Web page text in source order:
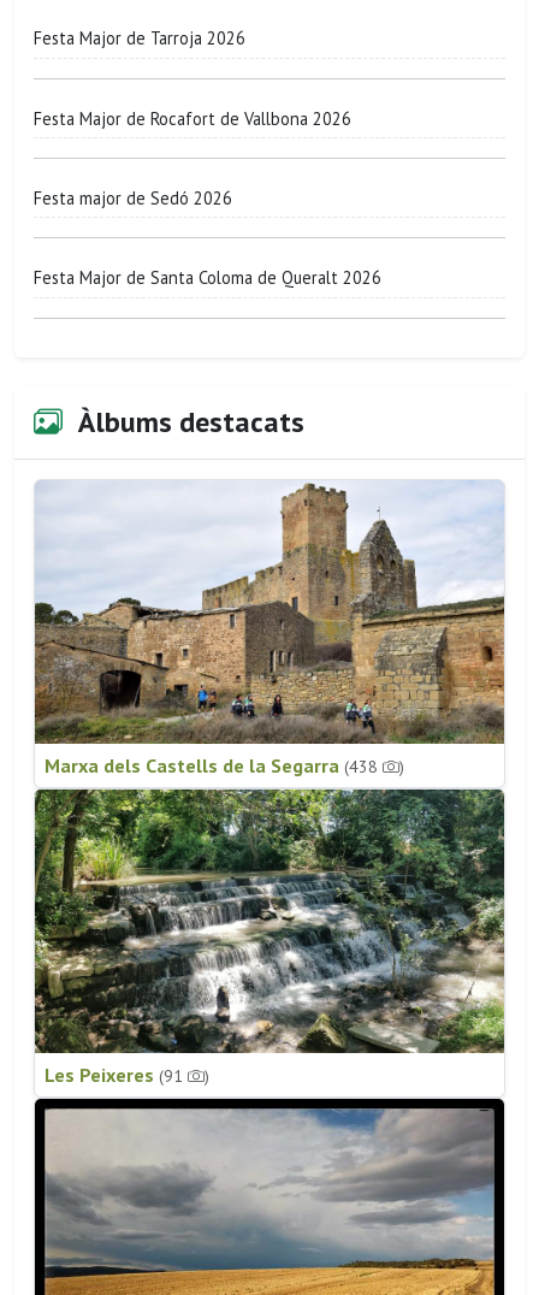
Festa Major de Tarroja 2026
Festa Major de Rocafort de Vallbona 2026
Festa major de Sedó 2026
Festa Major de Santa Coloma de Queralt 2026
Àlbums destacats
Marxa dels Castells de la Segarra (438 )
Les Peixeres (91 )